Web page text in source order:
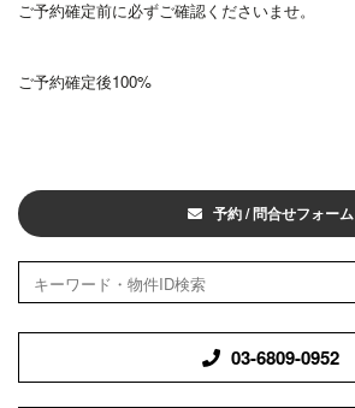
ご予約確定前に必ずご確認くださいませ。
ご予約確定後100%
予約 / 問合せフォーム
03-6809-0952